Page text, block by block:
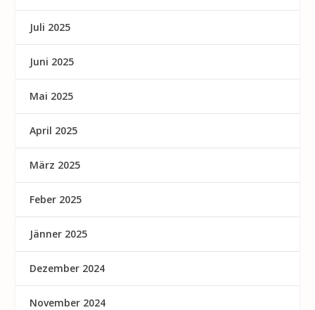
Juli 2025
Juni 2025
Mai 2025
April 2025
März 2025
Feber 2025
Jänner 2025
Dezember 2024
November 2024